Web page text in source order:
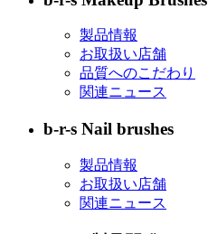
製品情報
お取扱い店舗
品質へのこだわり
関連ニュース
b-r-s Nail brushes
製品情報
お取扱い店舗
関連ニュース